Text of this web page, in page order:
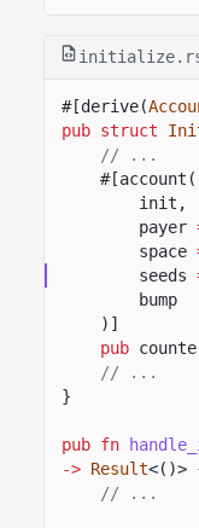
#[derive(
pub struct
// ...
#[account(
init,
payer
space
seeds
bump
)]
pub
// ...
}
pub fn
-> Result<()>
// ...